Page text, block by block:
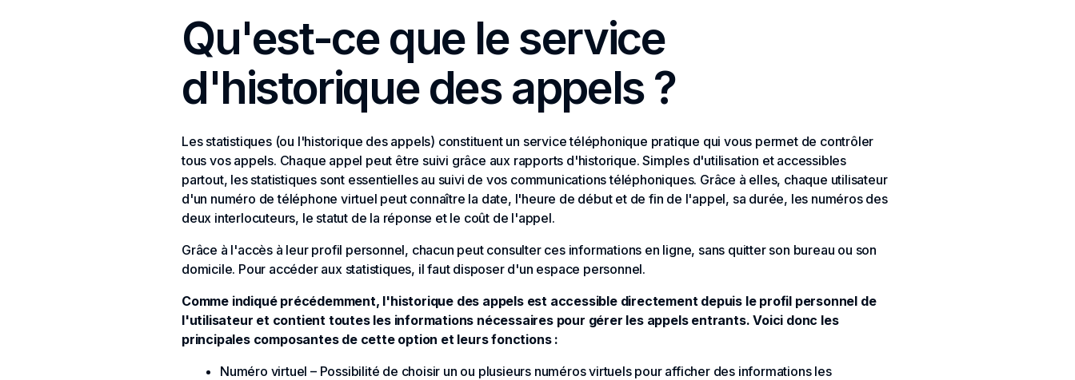
Qu'est-ce que le service
d'historique des appels ?
Les statistiques (ou l'historique des appels) constituent un service téléphonique pratique qui vous permet de contrôler
tous vos appels. Chaque appel peut être suivi grâce aux rapports d'historique. Simples d'utilisation et accessibles
partout, les statistiques sont essentielles au suivi de vos communications téléphoniques. Grâce à elles, chaque utilisateur
d'un numéro de téléphone virtuel peut connaître la date, l'heure de début et de fin de l'appel, sa durée, les numéros des
deux interlocuteurs, le statut de la réponse et le coût de l'appel.
Grâce à l'accès à leur profil personnel, chacun peut consulter ces informations en ligne, sans quitter son bureau ou son
domicile. Pour accéder aux statistiques, il faut disposer d'un espace personnel.
Comme indiqué précédemment, l'historique des appels est accessible directement depuis le profil personnel de
l'utilisateur et contient toutes les informations nécessaires pour gérer les appels entrants. Voici donc les
principales composantes de cette option et leurs fonctions :
Numéro virtuel – Possibilité de choisir un ou plusieurs numéros virtuels pour afficher des informations les